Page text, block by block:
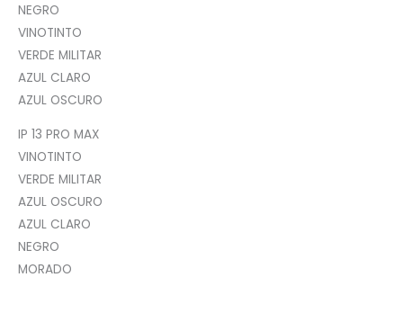
NEGRO
VINOTINTO
VERDE MILITAR
AZUL CLARO
AZUL OSCURO
IP 13 PRO MAX
VINOTINTO
VERDE MILITAR
AZUL OSCURO
AZUL CLARO
NEGRO
MORADO